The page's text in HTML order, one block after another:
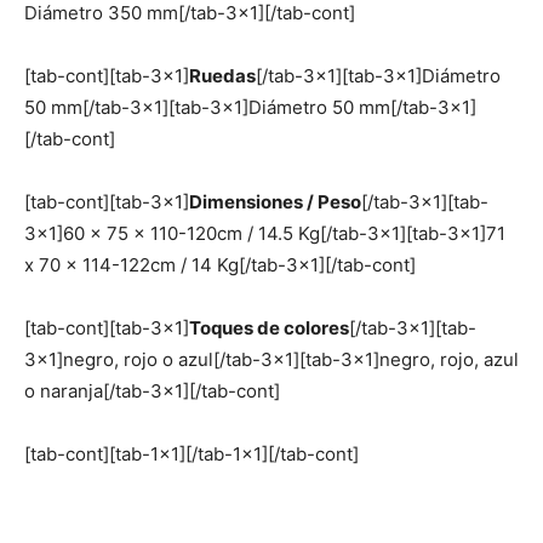
Diámetro 350 mm[/tab-3×1][/tab-cont]
[tab-cont][tab-3×1]Ruedas[/tab-3×1][tab-3×1]Diámetro
50 mm[/tab-3×1][tab-3×1]Diámetro 50 mm[/tab-3×1]
[/tab-cont]
[tab-cont][tab-3×1]Dimensiones / Peso[/tab-3×1][tab-
3×1]60 x 75 x 110-120cm / 14.5 Kg[/tab-3×1][tab-3×1]71
x 70 x 114-122cm / 14 Kg[/tab-3×1][/tab-cont]
[tab-cont][tab-3×1]Toques de colores[/tab-3×1][tab-
3×1]negro, rojo o azul[/tab-3×1][tab-3×1]negro, rojo, azul
o naranja[/tab-3×1][/tab-cont]
[tab-cont][tab-1×1][/tab-1×1][/tab-cont]